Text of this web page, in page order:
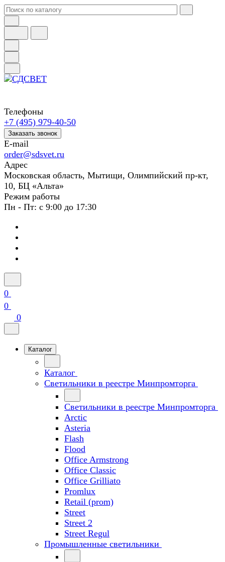
Телефоны
+7 (495) 979-40-50
Заказать звонок
E-mail
order@sdsvet.ru
Адрес
Московская область, Мытищи, Олимпийский пр-кт,
10, БЦ «Альта»
Режим работы
Пн - Пт: с 9:00 до 17:30
0
0
0
Каталог
Каталог
Светильники в реестре Минпромторга
Светильники в реестре Минпромторга
Arctic
Asteria
Flash
Flood
Office Armstrong
Office Classic
Office Grilliato
Promlux
Retail (prom)
Street
Street 2
Street Regul
Промышленные светильники